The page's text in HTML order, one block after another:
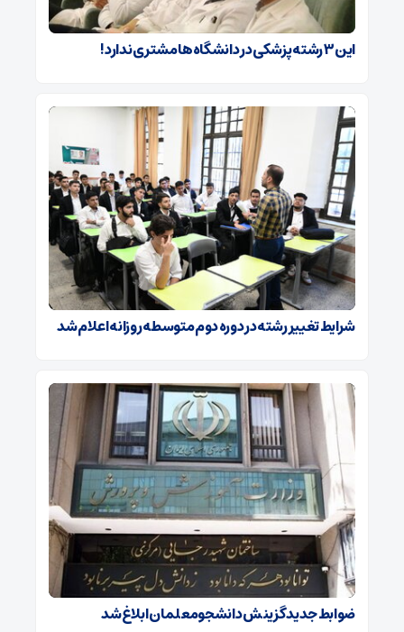
این ۳ رشته پزشکی در دانشگاه‌ها مشتری ندارد!
شرایط تغییر رشته در دوره دوم متوسطه روزانه اعلام شد
ضوابط جدید گزینش دانشجومعلمان ابلاغ شد